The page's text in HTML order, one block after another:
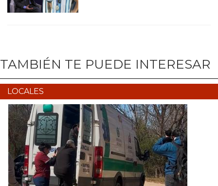
TAMBIÉN TE PUEDE INTERESAR
LOCALES